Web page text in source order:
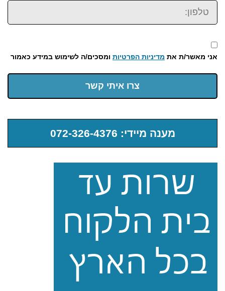
טלפון:
אני מאשר/ת את מדיניות הפרטיות ומסכים/ה לשימוש במידע כאמור
צרו איתי קשר
מענה מיידי: 072-326-4376